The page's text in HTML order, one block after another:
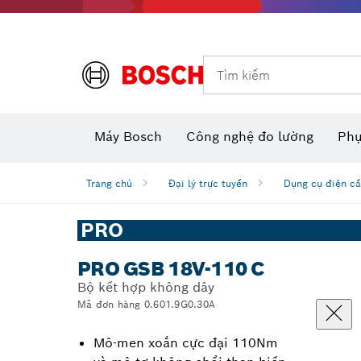
Tìm kiếm
Máy Bosch Công nghệ đo lường
Trang chủ Đại lý trực tuyến Dụng cụ điện
PRO
PRO GSB 18V-110 C
Bộ kết hợp không dây
Mã đơn hàng 0.601.9G0.30A
Mô-men xoắn cực đại 110Nm